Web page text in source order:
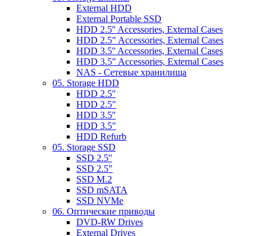
External HDD
External Portable SSD
HDD 2.5'' Accessories, External Cases
HDD 2.5" Accessories, External Cases
HDD 3.5'' Accessories, External Cases
HDD 3.5" Accessories, External Cases
NAS - Сетевые хранилища
05. Storage HDD
HDD 2.5''
HDD 2.5"
HDD 3.5''
HDD 3.5"
HDD Refurb
05. Storage SSD
SSD 2.5''
SSD 2.5"
SSD M.2
SSD mSATA
SSD NVMe
06. Оптические приводы
DVD-RW Drives
External Drives